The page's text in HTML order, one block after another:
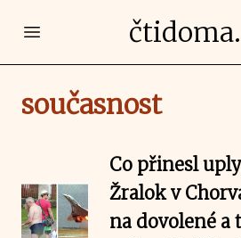
Open main menu
současnost
Co přinesl
Žralok v
na dovolené a